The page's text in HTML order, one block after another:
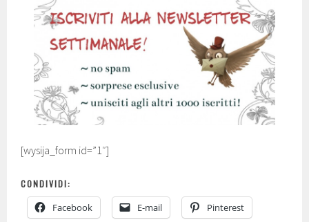
[wysija_form id=”1″]
CONDIVIDI:
Facebook E-mail Pinterest